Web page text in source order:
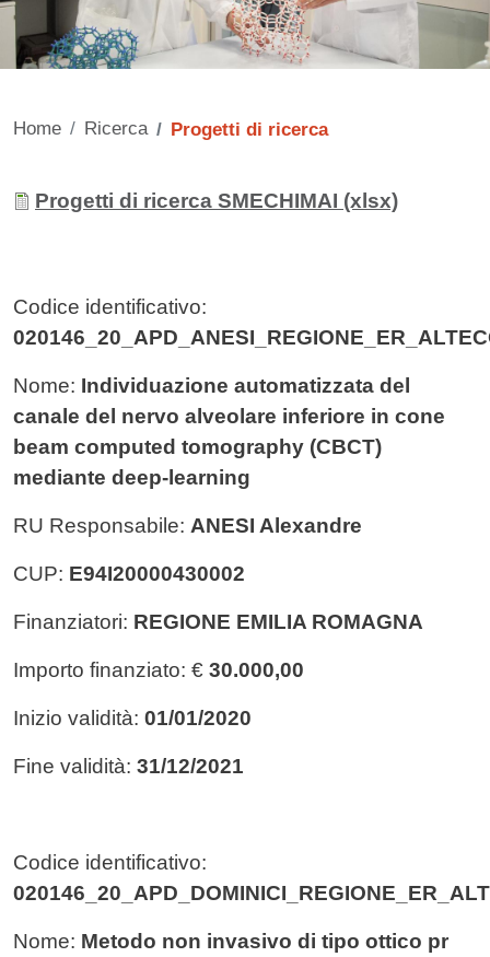
Home Ricerca Progetti di ricerca
Contenuto
Allegati
Documento
Progetti di ricerca SMECHIMAI (xlsx)
Codice identificativo:
Nome: Individuazione automatizzata del
canale del nervo alveolare inferiore in cone
beam computed tomography (CBCT)
mediante deep-learning
RU Responsabile: ANESI Alexandre
CUP: E94I20000430002
Finanziatori: REGIONE EMILIA ROMAGNA
Importo finanziato: € 30.000,00
Inizio validità: 01/01/2020
Fine validità: 31/12/2021
Codice identificativo:
Nome: Metodo non invasivo di tipo ottico pr